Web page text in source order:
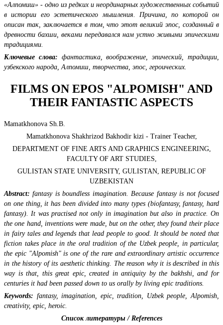
«Алпомиш» - одно из редких и неординарных художественных событий
в истории его эстетического мышления. Причина, по которой он
описан так, заключается в том, что этот великий эпос, созданный в
древности бахши, веками передавался нам устно живыми эпическими
традициями.
Ключевые слова: фантастика, воображение, эпический, традиции,
узбекского народа, Алпомиш, творчества, эпос, героических.
FILMS ON EPOS "ALPOMISH" AND
THEIR FANTASTIC ASPECTS
Mamatkhonova Sh.B.
Mamatkhonova Shakhrizod Bakhodir kizi - Trainer Тeacher,
DEPARTMENT OF FINE ARTS AND GRAPHICS ENGINEERING,
FACULTY OF ART STUDIES,
GULISTAN STATE UNIVERSITY, GULISTAN, REPUBLIC OF
UZBEKISTAN
Abstract:fantasyis boundless imagination. Because fantasyis not focused
on one thing, it has been divided into many types (biofantasy,fantasy, hard
fantasy). It was practised not only in imagination but also in practice. On
the one hand, inventions were made, but on the other, they found their place
in fairy tales and legends that lead people to good. It should be noted that
fiction takes place in the oral tradition of the Uzbek people, in particular,
the epic "Alpomish" is one of the rare and extraordinary artistic occurrence
in the history of its aesthetic thinking. The reason why it is described in this
way is that
this great epic, created in antiquity by the bakhshi,andfor
centuries it had been passed down to us orally by living epic traditions.
Keywords: fantasy, imagination, epic, tradition, Uzbek people,Alpomish
creativity, epic, heroic.
Список литературы / References